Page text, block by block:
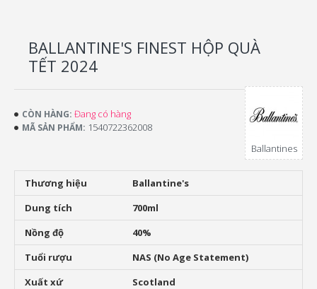
BALLANTINE'S FINEST HỘP QUÀ
TẾT 2024
Thương hiệu
Ballantine's
Dung tích
700ml
Nồng độ
40%
Tuổi rượu
NAS (No Age Statement)
Xuất xứ
Scotland
CÒN HÀNG: Đang có hàng
MÃ SẢN PHẨM: 1540722362008
Ballantines